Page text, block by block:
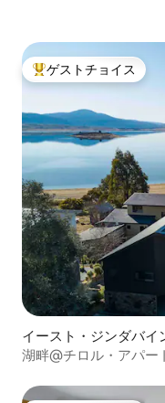
大好評のゲストチョイ
ゲストチョイス
イースト・ジンダバ
ート
湖畔@チロル・アパー